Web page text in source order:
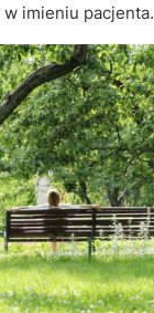
imieniu pacjenta.